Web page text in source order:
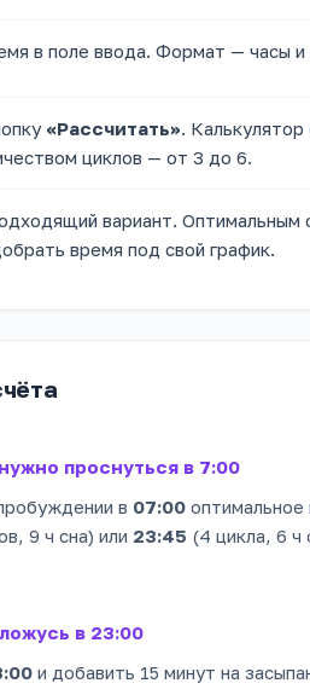
в поле ввода. Формат — часы и
«Рассчитать». Калькулятор
циклов — от 3 до 6.
вариант. Оптимальным
время под свой график.
проснуться в 7:00
в 07:00 оптимальное
9 ч сна) или 23:45 (4 цикла, 6 ч
в 23:00
и добавить 15 минут на